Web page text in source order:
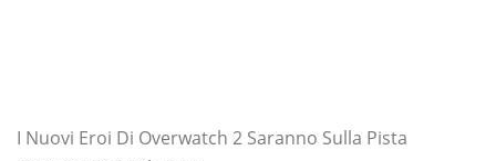
I Nuovi Eroi Di Overwatch 2 Saranno Sulla Pista